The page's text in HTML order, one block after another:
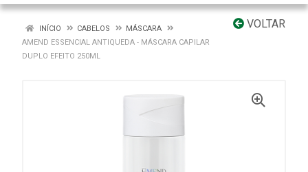
VOLTAR
INÍCIO CABELOS
MÁSCARA
AMEND ESSENCIAL ANTIQUEDA - MÁSCARA CAPILAR
DUPLO EFEITO 250ML